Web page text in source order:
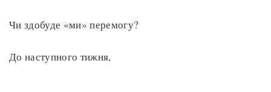
Чи здобуде «ми» перемогу?
До наступного тижня,